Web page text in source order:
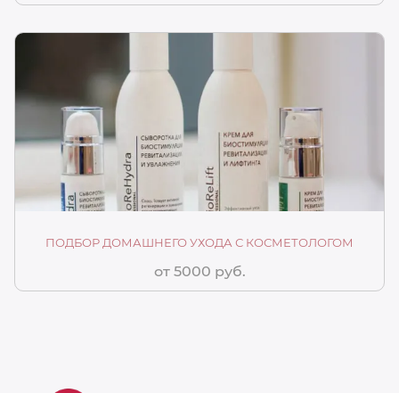
ПОДБОР ДОМАШНЕГО УХОДА С КОСМЕТОЛОГОМ
от 5000 руб.